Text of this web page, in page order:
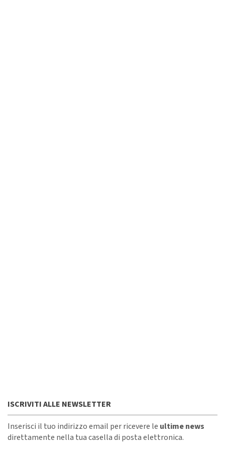
ISCRIVITI ALLE NEWSLETTER
Inserisci il tuo indirizzo email per ricevere le ultime news
direttamente nella tua casella di posta elettronica.